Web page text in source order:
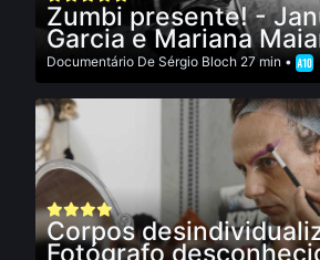
Zumbi presente! -
Garcia e Mariana
Documentário De Sérgio Bloch 27 min •
Corpos
Fotógrafo